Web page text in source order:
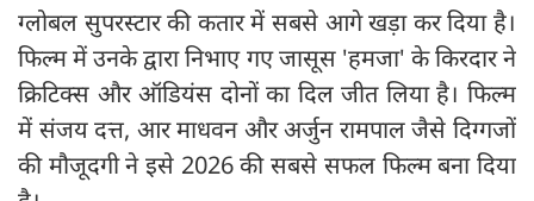
ग्लोबल सुपरस्टार की कतार में सबसे आगे खड़ा कर दिया है।
फिल्म में उनके द्वारा निभाए गए जासूस 'हमजा' के किरदार ने
क्रिटिक्स और ऑडियंस दोनों का दिल जीत लिया है। फिल्म
में संजय दत्त, आर माधवन और अर्जुन रामपाल जैसे दिग्गजों
की मौजूदगी ने इसे 2026 की सबसे सफल फिल्म बना दिया